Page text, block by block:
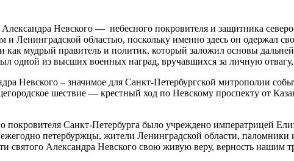
Невского — небесного покровителя и защитника
и Ленинградской областью, поскольку именно здесь он одержал
мудрый правитель и политик, который заложил основы
одной из высших военных наград, вручавшихся за личную
Невского – значимое для Санкт-Петербургской митрополии
шествие — крестный ход по Невскому проспекту от
покровителя Санкт-Петербурга было учреждено императрицей
петербуржцы, жители Ленинградской области,
святого Александра Невского свою живую веру, верность нашим